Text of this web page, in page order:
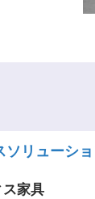
ソリューシ
ス家具